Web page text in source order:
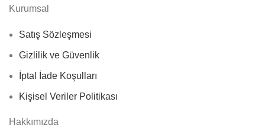
Kurumsal
Satış Sözleşmesi
Gizlilik ve Güvenlik
İptal İade Koşulları
Kişisel Veriler Politikası
Hakkımızda